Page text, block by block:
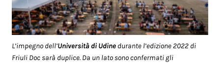
L’impegno dell’Università di Udine durante l’edizione 2022 di
Friuli Doc sarà duplice. Da un lato sono confermati gli